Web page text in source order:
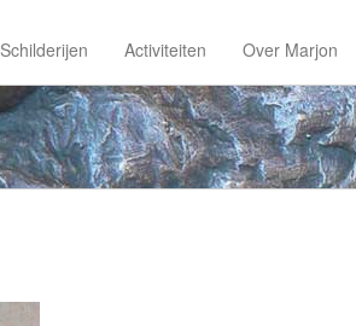
Schilderijen Activiteiten Over Marjon